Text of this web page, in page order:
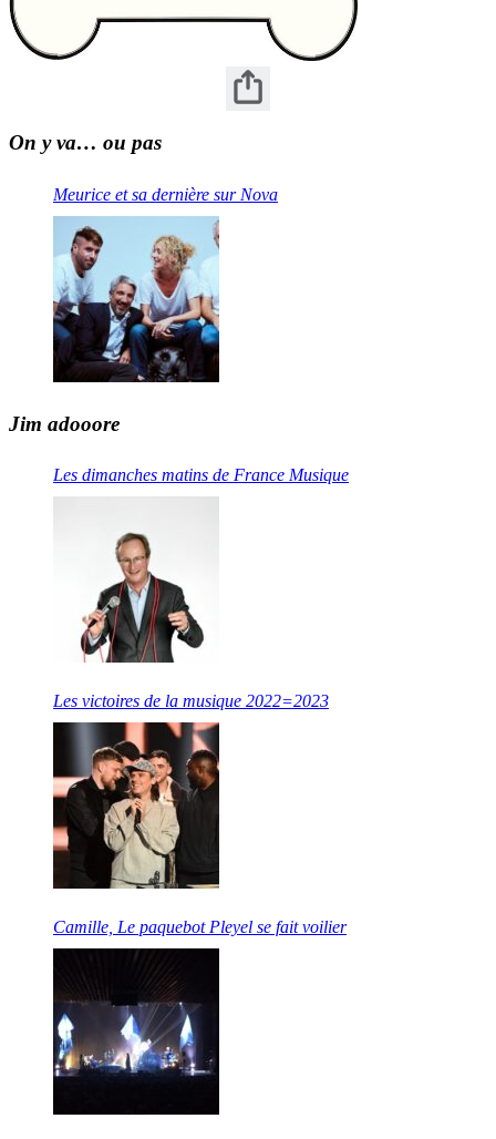
On y va… ou pas
Meurice et sa dernière sur Nova
Jim adooore
Les dimanches matins de France Musique
Les victoires de la musique 2022=2023
Camille, Le paquebot Pleyel se fait voilier